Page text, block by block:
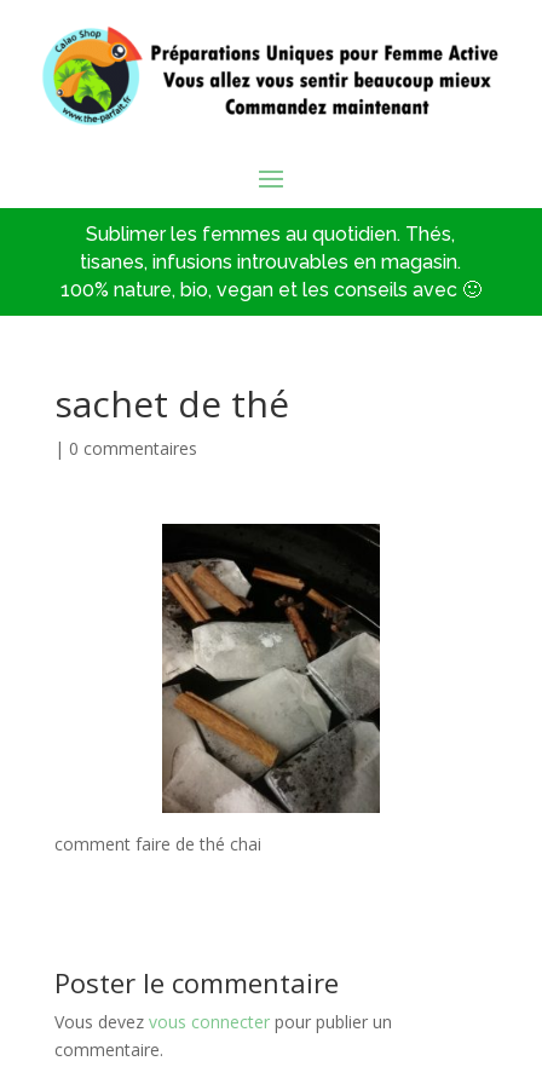
Sublimer les femmes au quotidien. Thés,
tisanes, infusions introuvables en magasin.
100% nature, bio, vegan et les conseils avec 🙂
sachet de thé
| 0 commentaires
comment faire de thé chai
Poster le commentaire
Vous devez vous connecterpour publier un
commentaire.